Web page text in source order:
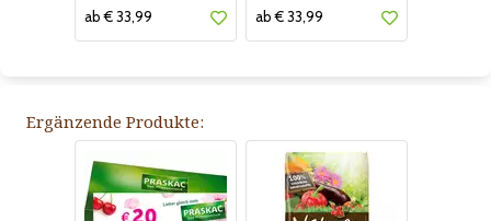
ab € 33,99
ab € 33,99
Ergänzende Produkte: